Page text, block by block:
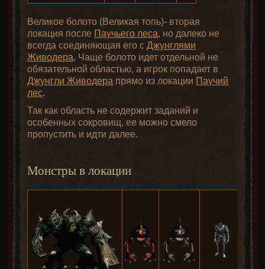
Великое болото (Великая топь)- вторая
локация после Паучьего леса, но далеко не
всегда соединяющая его сДжунглями
Живодера. Чаще болото идет отдельной не
обязательной областью, а игрок попадает в
Джунгли Живодера прямо из локации Паучий
лес.
Так как область не содержит заданий и
особенных сокровищ, ее можно смело
пропустить и идти далее.
Монстры в локации